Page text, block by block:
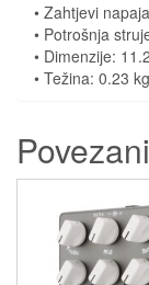
• Zahtjevi
• Potrošnja
• Dimenzije:
• Težina: 0.23 kg